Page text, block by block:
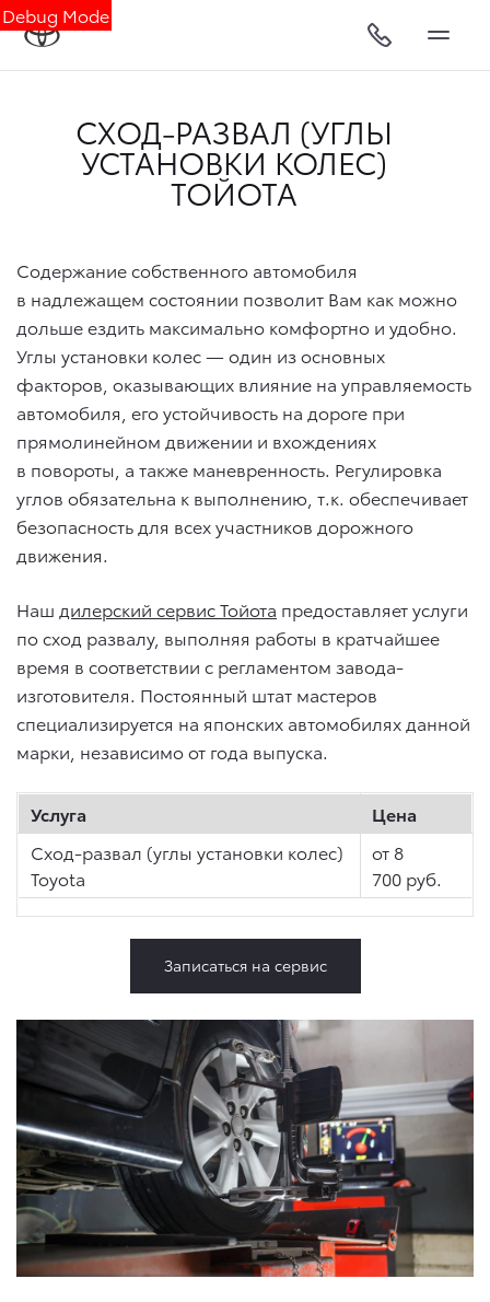
Debug Mode
СХОД-РАЗВАЛ (УГЛЫ
УСТАНОВКИ КОЛЕС)
ТОЙОТА
Содержание собственного автомобиля
в надлежащем состоянии позволит Вам как можно
дольше ездить максимально комфортно и удобно.
Углы установки колес — один из основных
факторов, оказывающих влияние на управляемость
автомобиля, его устойчивость на дороге при
прямолинейном движении и вхождениях
в повороты, а также маневренность. Регулировка
углов обязательна к выполнению, т.к. обеспечивает
безопасность для всех участников дорожного
движения.
Наш дилерский сервис Тойота предоставляет услуги
по сход развалу, выполняя работы в кратчайшее
время в соответствии с регламентом завода-
изготовителя. Постоянный штат мастеров
специализируется на японских автомобилях данной
марки, независимо от года выпуска.
Услуга
Цена
Сход-развал (углы установки колес)
Toyota
от 8
700 руб.
Записаться на сервис